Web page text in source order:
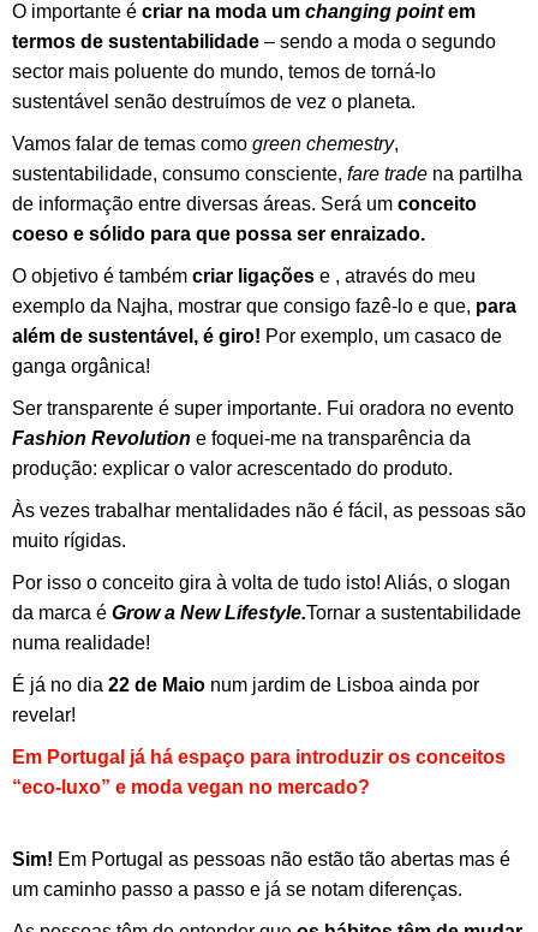
O importante é criar na moda um changing pointem
termos de sustentabilidade – sendo a moda o segundo
sector mais poluente do mundo, temos de torná-lo
sustentável senão destruímos de vez o planeta.
Vamos falar de temas como green chemestry,
sustentabilidade, consumo consciente, fare trade na partilha
de informação entre diversas áreas. Será um conceito
coeso e sólido para que possa ser enraizado.
O objetivo é também criar ligações e , através do meu
exemplo da Najha, mostrar que consigo fazê-lo e que, para
além de sustentável, é giro! Por exemplo, um casaco de
ganga orgânica!
Ser transparente é super importante. Fui oradora no evento
Fashion Revolution e foquei-me na transparência da
produção: explicar o valor acrescentado do produto.
Às vezes trabalhar mentalidades não é fácil, as pessoas são
muito rígidas.
Por isso o conceito gira à volta de tudo isto! Aliás, o slogan
da marca é Grow a New Lifestyle.Tornar a sustentabilidade
numa realidade!
É já no dia 22 de Maio num jardim de Lisboa ainda por
revelar!
Em Portugal já há espaço para introduzir os conceitos
“eco-luxo” e moda vegan no mercado?
Sim! Em Portugal as pessoas não estão tão abertas mas é
um caminho passo a passo e já se notam diferenças.